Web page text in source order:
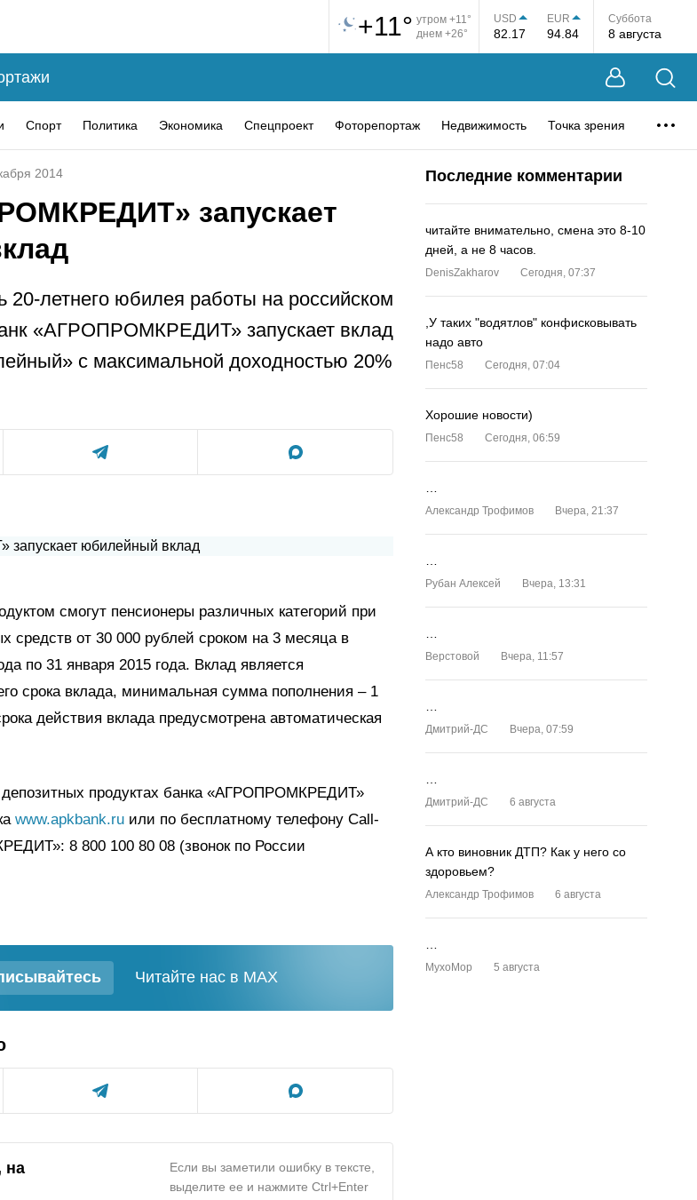
+11° утром +11°
днем +26°
USD
82.17
EUR
94.84
Суббота
8 августа
Спорт Политика Экономика Спецпроект Фоторепортаж Недвижимость Точка зрения
2014
запускает
20-летнего юбилея работы на российском
«АГРОПРОМКРЕДИТ» запускает вклад
с максимальной доходностью 20%
смогут пенсионеры различных категорий при
средств от 30 000 рублей сроком на 3 месяца в
по 31 января 2015 года. Вклад является
срока вклада, минимальная сумма пополнения – 1
действия вклада предусмотрена автоматическая
продуктах банка «АГРОПРОМКРЕДИТ»
www.apkbank.ru или по бесплатному телефону Call-
8 800 100 80 08 (звонок по России
Читайте нас в MAX
на
Если вы заметили ошибку в тексте,
выделите ее и нажмите Ctrl+Enter
Последние комментарии
читайте внимательно, смена это 8-10
дней, а не 8 часов.
DenisZakharov Сегодня, 07:37
,У таких "водятлов" конфисковывать
надо авто
Пенс58 Сегодня, 07:04
Хорошие новости)
Пенс58 Сегодня, 06:59
Александр Трофимов Вчера, 21:37
Рубан Алексей Вчера, 13:31
Верстовой Вчера, 11:57
Дмитрий-ДС Вчера, 07:59
Дмитрий-ДС 6 августа
А кто виновник ДТП? Как у него со
здоровьем?
Александр Трофимов 6 августа
MyxoMop 5 августа